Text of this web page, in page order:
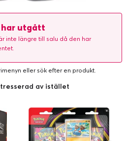
utgått
inte längre till salu då den har
eller sök efter en produkt.
av istället